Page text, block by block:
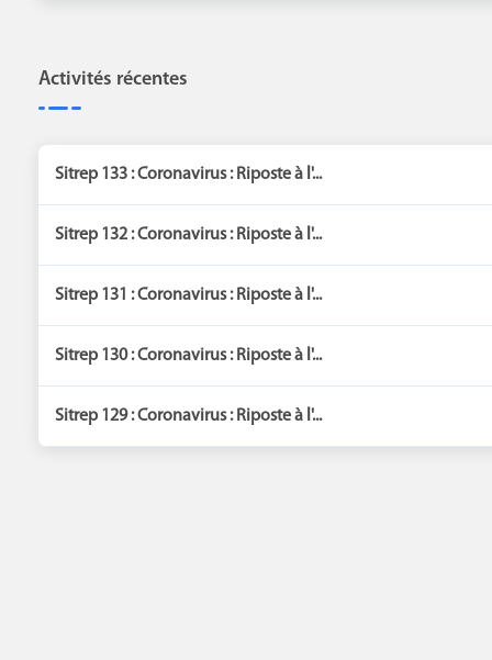
Activités récentes
Sitrep 133 : Coronavirus : Riposte à l'...
Sitrep 132 : Coronavirus : Riposte à l'...
Sitrep 131 : Coronavirus : Riposte à l'...
Sitrep 130 : Coronavirus : Riposte à l'...
Sitrep 129 : Coronavirus : Riposte à l'...